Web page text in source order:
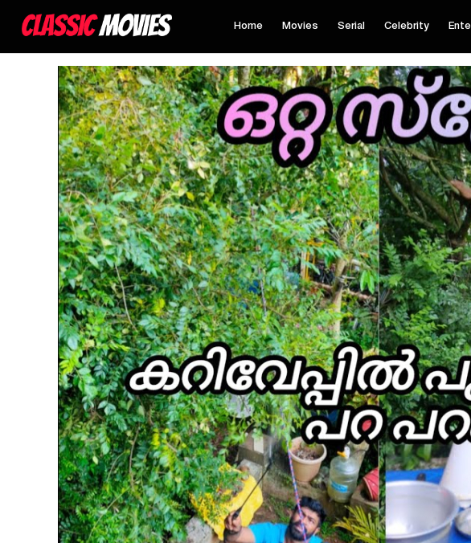
Home Movies Serial Celebrity